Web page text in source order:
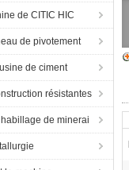
de CITIC HIC
de pivotement
de ciment
résistantes
de minerai